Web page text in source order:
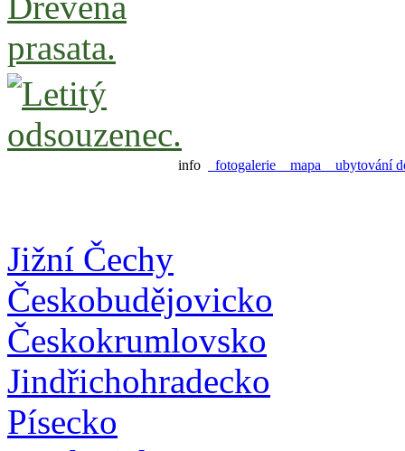
info fotogalerie mapa ubytování
Jižní Čechy
Českobudějovicko
Českokrumlovsko
Jindřichohradecko
Písecko